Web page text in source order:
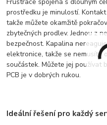
prostředku je minulostí.
takže můžete okamžitě
zbytečných prodlev. Jednou z
bezpečnost. Kapalina
elektronice, takže se nemusíte
součástek. Můžete jej používat
PCB je v dobrých rukou.
Ideální řešení pro každý